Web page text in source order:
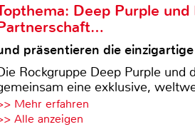
Deep Purple
präsentieren die
Rockgruppe Deep Purple und
eine exklusive,
Mehr erfahren
Alle anzeigen